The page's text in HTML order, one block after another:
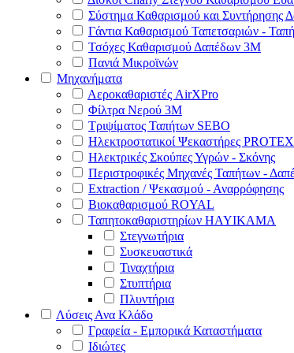
Σύστημα Καθαρισμού και Συντήρησης
Γάντια Καθαρισμού Ταπετσαριών -
Τσόχες Καθαρισμού Δαπέδων 3Μ
Πανιά Μικροϊνών
Μηχανήματα
Αεροκαθαριστές AirXPro
Φίλτρα Νερού 3M
Τριψίματος Ταπήτων SEBO
Ηλεκτροστατικοί Ψεκαστήρες
Ηλεκτρικές Σκούπες Υγρών - Σκόνης
Περιστροφικές Μηχανές Ταπήτων -
Extraction / Ψεκασμού - Αναρρόφησης
Βιοκαθαρισμού ROYAL
Ταπητοκαθαριστηρίων HAYIKAMA
Στεγνωτήρια
Συσκευαστικά
Τιναχτήρια
Στυπτήρια
Πλυντήρια
Λύσεις Ανα Κλάδο
Γραφεία - Εμπορικά Καταστήματα
Ιδιώτες